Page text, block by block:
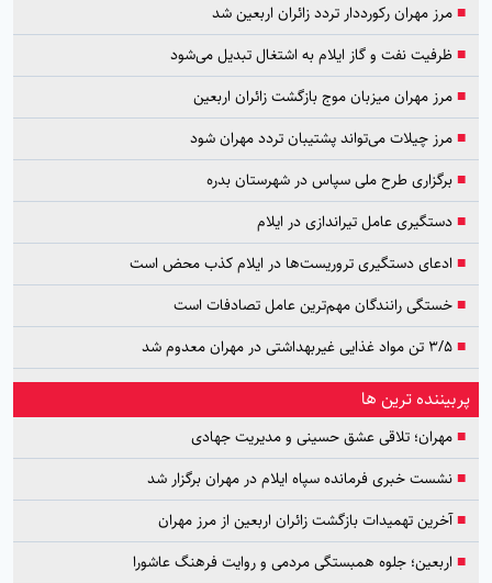
■مرز مهران رکورددار تردد زائران اربعین شد
■ظرفیت نفت و گاز ایلام به اشتغال تبدیل می‌شود
■مرز مهران میزبان موج بازگشت زائران اربعین
■مرز چیلات می‌تواند پشتیبان تردد مهران شود
■برگزاری طرح ملی سپاس در شهرستان بدره
■دستگیری عامل تیراندازی در ایلام
■ ادعای دستگیری تروریست‌ها در ایلام کذب محض است
■خستگی رانندگان مهم‌ترین عامل تصادفات است
■۳/۵ تن مواد غذایی غیربهداشتی در مهران معدوم شد
پربیننده ترین ها
■مهران؛ تلاقی عشق حسینی و مدیریت جهادی
■نشست خبری فرمانده سپاه ایلام در مهران برگزار شد
■آخرین تهمیدات بازگشت زائران اربعین از مرز مهران
■ اربعین؛ جلوه همبستگی مردمی و روایت فرهنگ عاشورا